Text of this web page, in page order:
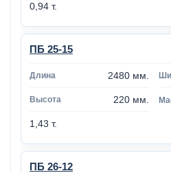
0,94 т.
ПБ 25-15
2480 мм.
220 мм.
1,43 т.
ПБ 26-12